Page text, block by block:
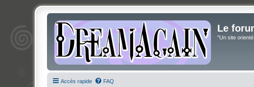
Le
"Un site
Accès rapide FAQ